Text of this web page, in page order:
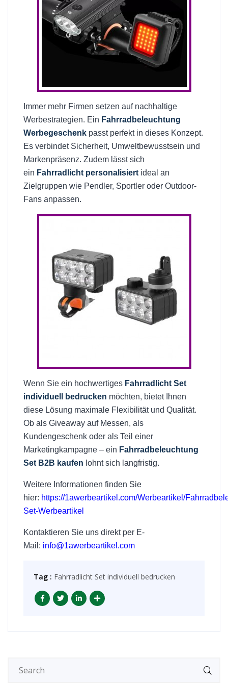
Immer mehr Firmen setzen auf nachhaltige
Werbestrategien. Ein Fahrradbeleuchtung
Werbegeschenk passt perfekt in dieses Konzept.
Es verbindet Sicherheit, Umweltbewusstsein und
Markenpräsenz. Zudem lässt sich
ein Fahrradlicht personalisiert ideal an
Zielgruppen wie Pendler, Sportler oder Outdoor-
Fans anpassen.
Wenn Sie ein hochwertiges Fahrradlicht Set
individuell bedrucken möchten, bietet Ihnen
diese Lösung maximale Flexibilität und Qualität.
Ob als Giveaway auf Messen, als
Kundengeschenk oder als Teil einer
Marketingkampagne – ein Fahrradbeleuchtung
Set B2B kaufen lohnt sich langfristig.
Weitere Informationen finden Sie
hier: https://1awerbeartikel.com/Werbeartikel/
Set-Werbeartikel
Kontaktieren Sie uns direkt per E-
Mail: info@1awerbeartikel.com
Tag : Fahrradlicht Set individuell bedrucken